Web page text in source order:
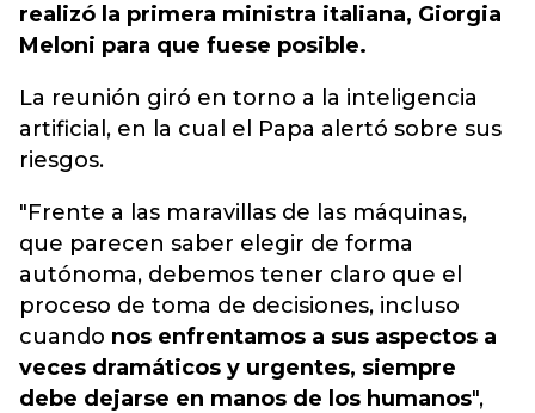
realizó la primera ministra italiana, Giorgia
Meloni para que fuese posible.
La reunión giró en torno a la inteligencia
artificial, en la cual el Papa alertó sobre sus
riesgos.
"Frente a las maravillas de las máquinas,
que parecen saber elegir de forma
autónoma, debemos tener claro que el
proceso de toma de decisiones, incluso
cuando nos enfrentamos a sus aspectos a
veces dramáticos y urgentes, siempre
debe dejarse en manos de los humanos",